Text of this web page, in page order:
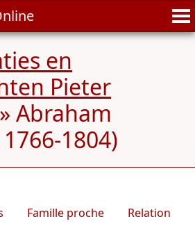
en
Pieter
» Abraham
1804)
Famille proche
Relation